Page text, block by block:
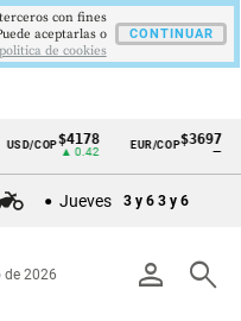
$4178
▲ 0.42
EUR/COP$3697
—
Jueves 3 y 6 3 y 6
person search
de 2026
con fines
aceptarlas o
politica de cookies
CONTINUAR